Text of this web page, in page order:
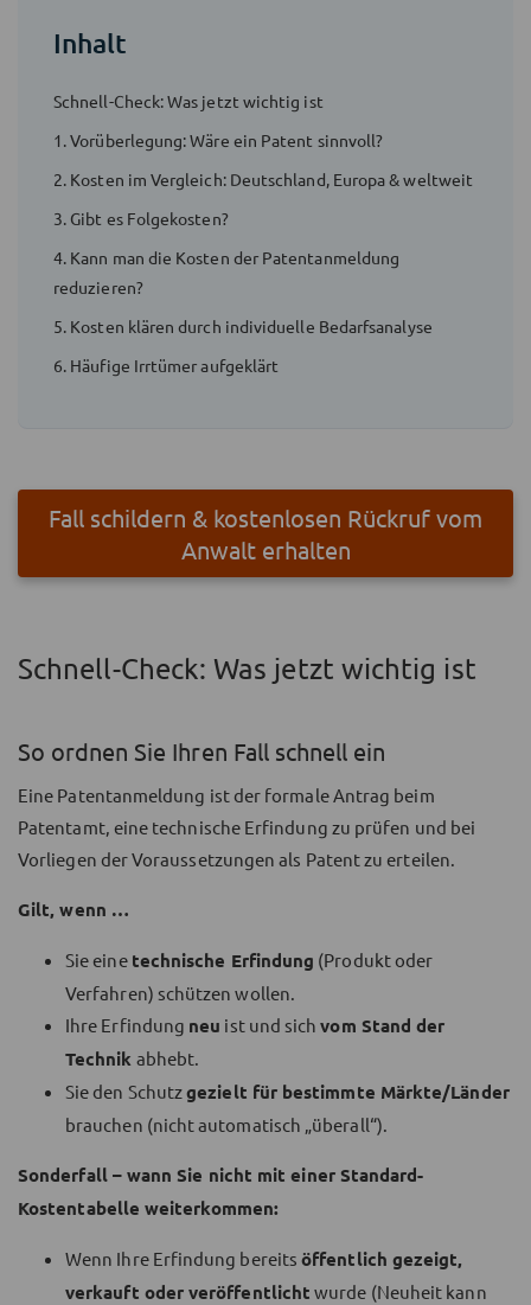
Inhalt
Schnell-Check: Was jetzt wichtig ist
1. Vorüberlegung: Wäre ein Patent sinnvoll?
2. Kosten im Vergleich: Deutschland, Europa & weltweit
3. Gibt es Folgekosten?
4. Kann man die Kosten der Patentanmeldung
reduzieren?
5. Kosten klären durch individuelle Bedarfsanalyse
6. Häufige Irrtümer aufgeklärt
Fall schildern & kostenlosen Rückruf vom
Anwalt erhalten
Schnell-Check: Was jetzt wichtig ist
So ordnen Sie Ihren Fall schnell ein
Eine Patentanmeldung ist der formale Antrag beim
Patentamt, eine technische Erfindung zu prüfen und bei
Vorliegen der Voraussetzungen als Patent zu erteilen.
Gilt, wenn …
Sie eine technische Erfindung (Produkt oder
Verfahren) schützen wollen.
Ihre Erfindung neu ist und sichvom Stand der
Technik abhebt.
Sie den Schutzgezielt für bestimmte Märkte/Länder
brauchen (nicht automatisch „überall“).
Sonderfall – wann Sie nicht mit einer Standard-
Kostentabelle weiterkommen:
Wenn Ihre Erfindung bereitsöffentlich gezeigt,
verkauft oder veröffentlicht wurde (Neuheit kann